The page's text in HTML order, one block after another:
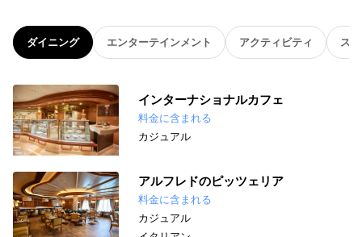
ダイニング エンターテインメント アクティビティ ス
インターナショナルカフェ
料金に含まれる
カジュアル
アルフレドのピッツェリア
料金に含まれる
カジュアル